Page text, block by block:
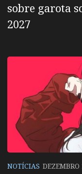
sobre garota
2027
NOTÍCIAS